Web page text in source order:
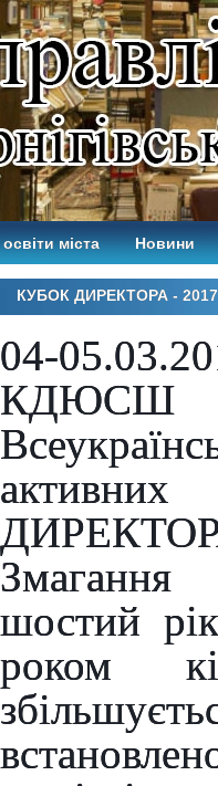
міста Новини
КУБОК ДИРЕКТОРА - 2017
04-
КДЮСШ
шостий
роком